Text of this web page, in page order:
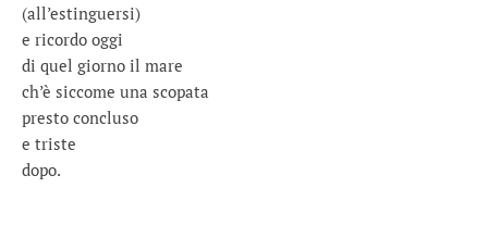
(all’estinguersi)
e ricordo oggi
di quel giorno il mare
ch’è siccome una scopata
presto concluso
e triste
dopo.